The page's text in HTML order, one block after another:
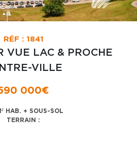
RÉF : 1841
VUE LAC & PROCHE
VILLE
000€
HAB. + SOUS-SOL
TERRAIN :